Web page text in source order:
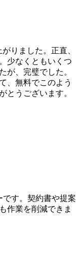
りました。正直、
少なくともいくつ
が、完璧でした。
、無料でこのよう
とうございます。
す。契約書や提案
作業を削減できま